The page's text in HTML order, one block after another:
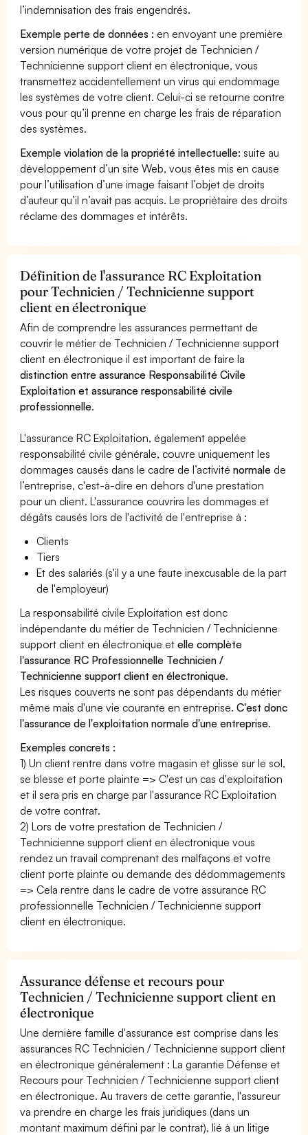
l’indemnisation des frais engendrés.
Exemple perte de données : en envoyant une première
version numérique de votre projet de Technicien /
Technicienne support client en électronique, vous
transmettez accidentellement un virus qui endommage
les systèmes de votre client. Celui-ci se retourne contre
vous pour qu’il prenne en charge les frais de réparation
des systèmes.
Exemple violation de la propriété intellectuelle: suite au
développement d’un site Web, vous êtes mis en cause
pour l’utilisation d’une image faisant l’objet de droits
d’auteur qu’il n’avait pas acquis. Le propriétaire des droits
réclame des dommages et intérêts.
Définition de l'assurance RC Exploitation
pour Technicien / Technicienne support
client en électronique
Afin de comprendre les assurances permettant de
couvrir le métier de Technicien / Technicienne support
client en électronique il est important de faire la
distinction entre assurance Responsabilité Civile
Exploitation et assurance responsabilité civile
professionnelle.
L'assurance RC Exploitation, également appelée
responsabilité civile générale, couvre uniquement les
dommages causés dans le cadre de l’activiténormale de
l’entreprise, c'est-à-dire en dehors d'une prestation
pour un client. L'assurance couvrira les dommages et
dégâts causés lors de l'activité de l'entreprise à :
Clients
Tiers
Et des salariés (s'il y a une faute inexcusable de la part
de l'employeur)
La responsabilité civile Exploitation est donc
indépendante du métier de Technicien / Technicienne
support client en électronique etelle complète
l'assurance RC Professionnelle Technicien /
Technicienne support client en électronique.
Les risques couverts ne sont pas dépendants du métier
même mais d'une vie courante en entreprise.C'est donc
l'assurance de l'exploitation normale d'une entreprise.
Exemples concrets :
1) Un client rentre dans votre magasin et glisse sur le sol,
se blesse et porte plainte => C'est un cas d'exploitation
et il sera pris en charge par l'assurance RC Exploitation
de votre contrat.
2) Lors de votre prestation de Technicien /
Technicienne support client en électronique vous
rendez un travail comprenant des malfaçons et votre
client porte plainte ou demande des dédommagements
=> Cela rentre dans le cadre de votre assurance RC
professionnelle Technicien / Technicienne support
client en électronique.
Assurance défense et recours pour
Technicien / Technicienne support client en
électronique
Une dernière famille d'assurance est comprise dans les
assurances RC Technicien / Technicienne support client
en électronique généralement : La garantie Défense et
Recours pour Technicien / Technicienne support client
en électronique. Au travers de cette garantie, l'assureur
va prendre en charge les frais juridiques (dans un
montant maximum défini par le contrat), lié à un litige